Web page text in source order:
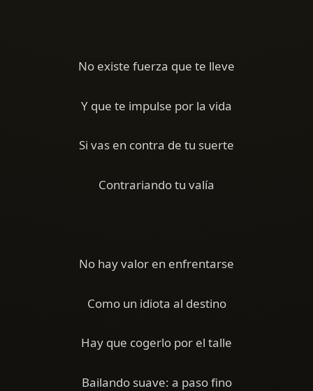
No existe fuerza que te lleve
Y que te impulse por la vida
Si vas en contra de tu suerte
Contrariando tu valía
No hay valor en enfrentarse
Como un idiota al destino
Hay que cogerlo por el talle
Bailando suave: a paso fino